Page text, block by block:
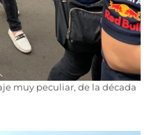
muy peculiar, de la década